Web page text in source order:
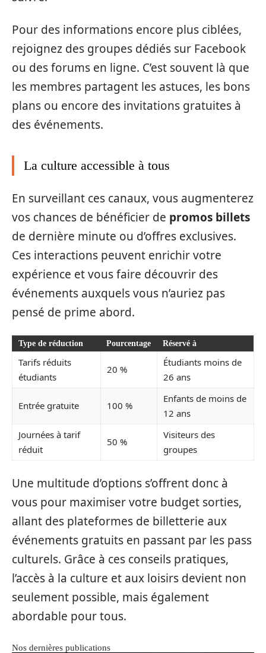
Pour des informations encore plus ciblées,
rejoignez des groupes dédiés sur Facebook
ou des forums en ligne. C’est souvent là que
les membres partagent les astuces, les bons
plans ou encore des invitations gratuites à
des événements.
La culture accessible à tous
En surveillant ces canaux, vous augmenterez
vos chances de bénéficier de promos billets
de dernière minute ou d’offres exclusives.
Ces interactions peuvent enrichir votre
expérience et vous faire découvrir des
événements auxquels vous n’auriez pas
pensé de prime abord.
Type de réduction Pourcentage Réservé à
Tarifs réduits
étudiants
20 %
Étudiants moins de
26 ans
Entrée gratuite 100 %
Enfants de moins de
12 ans
Journées à tarif
réduit
50 %
Visiteurs des
groupes
Une multitude d’options s’offrent donc à
vous pour maximiser votre budget sorties,
allant des plateformes de billetterie aux
événements gratuits en passant par les pass
culturels. Grâce à ces conseils pratiques,
l’accès à la culture et aux loisirs devient non
seulement possible, mais également
abordable pour tous.
Nos dernières publications